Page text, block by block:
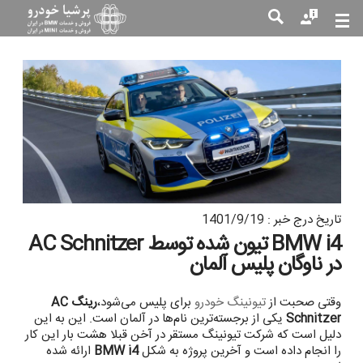
جو
تاریخ درج خبر : 1401/9/19
BMW i4 تیون شده توسط AC Schnitzer
در ناوگان پلیس آلمان
وقتی صحبت ازتیونینگ خودرو برای پلیس می‌شود،
رینگ AC
Schnitzer یکی از برجسته‌ترین نام‌ها در آلمان است. این به این
دلیل است که شرکت تیونینگ مستقر در آخن قبلا هشت بار این کار
را انجام داده است و آخرین پروژه به شکلBMW i4 ارائه شده